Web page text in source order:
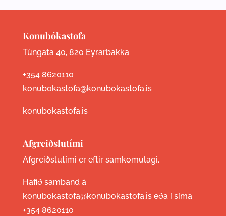
Konubókastofa
Túngata 40, 820 Eyrarbakka
+354 8620110
konubokastofa@konubokastofa.is
konubokastofa.is
Afgreiðslutími
Afgreiðslutími er eftir samkomulagi.
Hafið samband á
konubokastofa@konubokastofa.is eða í síma
+354 8620110